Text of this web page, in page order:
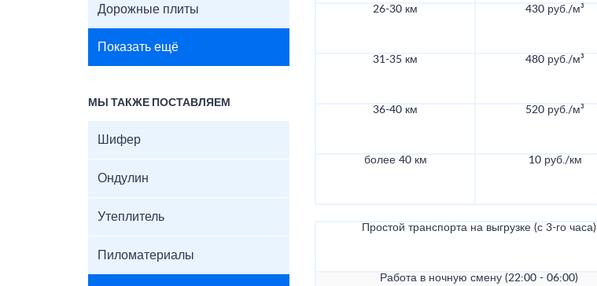
Дорожные плиты
Показать ещё
МЫ ТАКЖЕ ПОСТАВЛЯЕМ
Шифер
Ондулин
Утеплитель
Пиломатериалы
26-30 км 430 руб./м³
31-35 км 480 руб./м³
36-40 км 520 руб./м³
более 40 км 10 руб./км
Простой транспорта на выгрузке (с 3-го часа)
Работа в ночную смену (22:00 - 06:00)